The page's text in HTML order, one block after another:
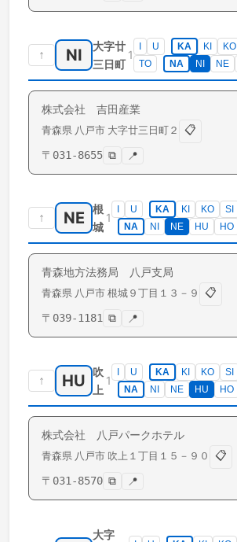
↑ NI
大字廿
三日町
1
U KA KI KO
TO
NA NI NE
株式会社 吉田産業
青森県 八戸市 大字廿三日町 ２
📋
〒 031-8655 ⧉ 📍
↑ NE
根
城
1
U KA KI KO SI
NA
NI NE HU HO
青森地方法務局 八戸支局
青森県 八戸市 根城 ９丁目１３－９
📋
〒 039-1181 ⧉ 📍
↑ HU
吹
上
1
U KA KI KO SI
NA
NI NE HU HO
株式会社 八戸パークホテル
青森県 八戸市 吹上 １丁目１５－９０
📋
〒 031-8570 ⧉ 📍
大字